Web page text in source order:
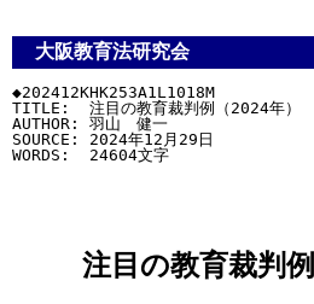
大阪教育法研究会
◆202412KHK253A1L1018M
TITLE:  注目の教育裁判例（2024年）
AUTHOR: 羽山　健一
SOURCE: 2024年12月29日
注目の教育裁判例